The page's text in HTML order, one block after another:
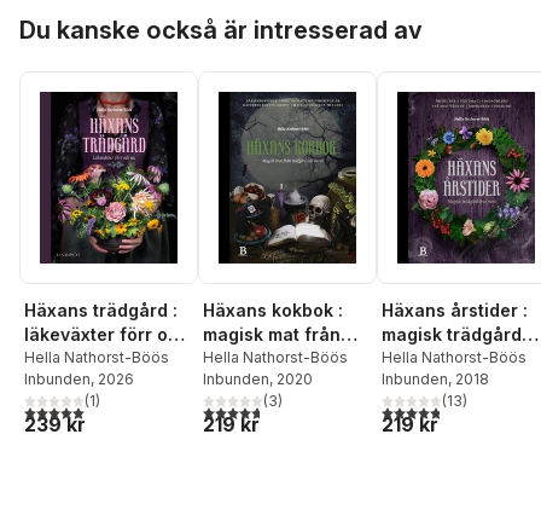
Du kanske också är intresserad av
Häxans trädgård :
läkeväxter förr och
nu
Hella Nathorst-Böös
Inbunden, 2026
5,0utav 5 stjärnor. Totalt antal röster:
(1)
239 kr
Häxans kokbok :
magisk mat från
trädgård och natur
Hella Nathorst-Böös
Inbunden, 2020
4,7utav 5 stjärnor. Totalt antal röster:
(3)
219 kr
Häxans årstider :
magisk trädgård
året runt
Hella Nathorst-Böös
Inbunden, 2018
4,8utav 5 stjärnor.
(13)
219 kr